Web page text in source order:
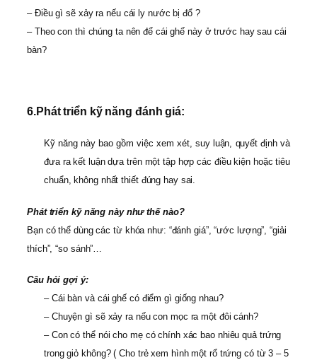
– Điều gì sẽ xảy ra nếu cái ly nước bị đổ ?
– Theo con thì chúng ta nên để cái ghế này ở trước hay sau cái
bàn?
6.Phát triển kỹ năng đánh giá:
Kỹ năng này bao gồm việc xem xét, suy luận, quyết định và
đưa ra kết luận dựa trên một tập hợp các điều kiện hoặc tiêu
chuẩn, không nhất thiết đúng hay sai.
Phát triển kỹ năng này như thế nào?
Bạn có thể dùng các từ khóa như: “đánh giá”, “ước lượng”, “giải
thích”, “so sánh”…
Câu hỏi gợi ý:
– Cái bàn và cái ghế có điểm gì giống nhau?
– Chuyện gì sẽ xảy ra nếu con mọc ra một đôi cánh?
– Con có thể nói cho mẹ có chính xác bao nhiêu quả trứng
trong giỏ không? ( Cho trẻ xem hình một rổ trứng có từ 3 – 5